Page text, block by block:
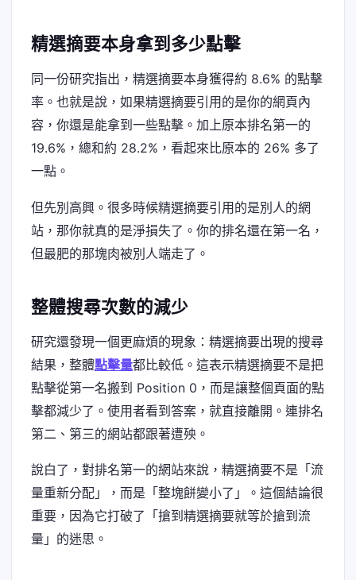
精選摘要本身拿到多少點擊
同一份研究指出，精選摘要本身獲得約 8.6% 的點擊
率。也就是說，如果精選摘要引用的是你的網頁內
容，你還是能拿到一些點擊。加上原本排名第一的
19.6%，總和約 28.2%，看起來比原本的 26% 多了
一點。
但先別高興。很多時候精選摘要引用的是別人的網
站，那你就真的是淨損失了。你的排名還在第一名，
但最肥的那塊肉被別人端走了。
整體搜尋次數的減少
研究還發現一個更麻煩的現象：精選摘要出現的搜尋
結果，整體點擊量都比較低。這表示精選摘要不是把
點擊從第一名搬到 Position 0，而是讓整個頁面的點
擊都減少了。使用者看到答案，就直接離開。連排名
第二、第三的網站都跟著遭殃。
說白了，對排名第一的網站來說，精選摘要不是「流
量重新分配」，而是「整塊餅變小了」。這個結論很
重要，因為它打破了「搶到精選摘要就等於搶到流
量」的迷思。